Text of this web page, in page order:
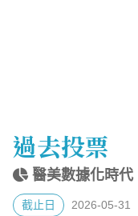
過去投票
醫美數據化時
截止日 2026-05-31